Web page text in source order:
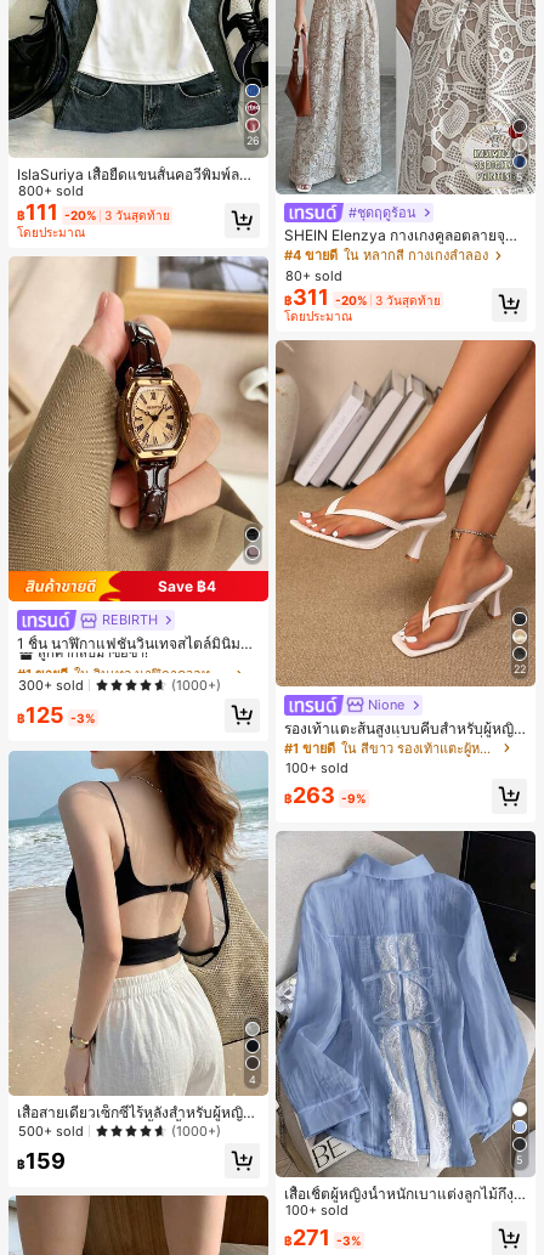
26
IslaSuriya เสื้อยืดแขนสั้นคอวีพิมพ์ลาย
สีตัดกันสำหรับผู้หญิง
800+ sold
฿111 -20% 3 วันสุดท้าย
โดยประมาณ
Save ฿4
REBIRTH
1 ชิ้น นาฬิกาแฟชั่นวินเทจสไตล์มินิมอล
เลขโรมันสำหรับผู้หญิง เหมาะสำหรับก
ารตกแต่งประจำวัน
#1 ขายดี
ลูกค้ากลับมาซื้อซ้ำ!
#1 ขายดี
ลูกค้ากลับมาซื้อซ้ำ!
#1 ขายดี
ลูกค้ากลับมาซื้อซ้ำ!
#1 ขายดี
ลูกค้ากลับมาซื้อซ้ำ!
300+ sold (1000+)
฿125 -3%
4
เสื้อสายเดี่ยวเซ็กซี่ไร้หลังสำหรับผู้หญิง
พร้อมบราแบบมีฟองน้ำ, เสื้อกล้ามแขน
500+ sold (1000+)
฿159
5
#ชุดฤดูร้อน
SHEIN Elenzya กางเกงคูลอตลายจุดเ
อวสูงแบบใหม่สำหรับฤดูใบไม้ผลิ/ฤดูร้อ
น, สไตล์หรูหราเหมาะสำหรับใส่ในชีวิต
ประจำวันและทำงาน, ให้ความรู้สึกวินเ
ทจสำหรับฤดูรับปริญญา, เทศกาลดนตร
ี, การแข่งม้าดาร์บี้, วันประกาศอิสรภาพ
#4 ขายดี ใน หลากสี กางเกงลำลอง
80+ sold
฿311 -20% 3 วันสุดท้าย
โดยประมาณ
22
Nione
รองเท้าแตะส้นสูงแบบคีบสำหรับผู้หญิง
สไตล์คลาสสิก สีบล็อก สไตล์แฟรี่ฤดูร้อ
น ส้นเข็ม รองเท้าแตะแบบคีบ รองเท้าแ
ตะชายหาดแฟชั่นสายไขว้ รองเท้าผู้ห
ญิง สำหรับออฟฟิศ บ้าน กลางแจ้ง ดีไซ
น์หัวเหลี่ยม ชิคและหรูหรา สำหรับเดทไ
นท์
#1 ขายดี
ใน สีขาว รองเท้าแตะผู้หญิง
100+ sold
฿263 -9%
5
เสื้อเชิ้ตผู้หญิงน้ำหนักเบาแต่งลูกไม้กึ่งโ
ปร่งใสแบบเลเยอร์ รุ่นดีไซน์เนอร์แฟชั่น
เหมาะสำหรับฤดูใบไม้ผลิ ฤดูร้อน และฤ
ดูใบไม้ร่วง ซักด้วยเครื่องซักผ้าได้ สไต
100+ sold
฿271 -3%